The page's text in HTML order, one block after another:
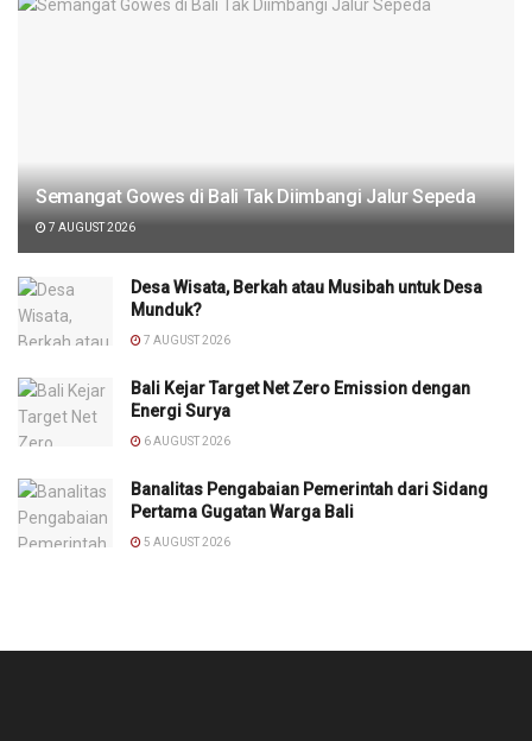
Semangat Gowes di Bali Tak Diimbangi Jalur Sepeda
7 AUGUST 2026
Desa Wisata, Berkah atau Musibah untuk Desa
Munduk?
7 AUGUST 2026
Bali Kejar Target Net Zero Emission dengan
Energi Surya
6 AUGUST 2026
Banalitas Pengabaian Pemerintah dari Sidang
Pertama Gugatan Warga Bali
5 AUGUST 2026